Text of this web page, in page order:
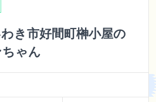
き市好間町榊小屋の
ゃん